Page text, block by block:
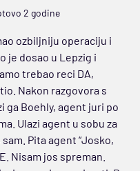
2 godine
ozbiljniju operaciju i
je dosao u Lepzig i
trebao reci DA,
Nakon razgovora s
ga Boehly, agent juri po
Ulazi agent u sobu za
Pita agent “Josko,
Nisam jos spreman.